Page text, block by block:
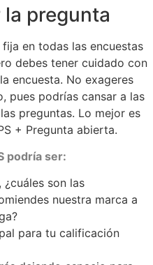
pregunta
en todas las encuestas
debes tener cuidado con
encuesta. No exageres
pues podrías cansar a las
preguntas. Lo mejor es
+ Pregunta abierta.
podría ser:
¿cuáles son las
nuestra marca a
para tu calificación